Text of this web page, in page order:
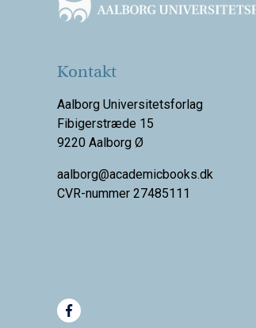
Kontakt
Aalborg Universitetsforlag
Fibigerstræde 15
9220 Aalborg Ø
aalborg@academicbooks.dk
CVR-nummer 27485111